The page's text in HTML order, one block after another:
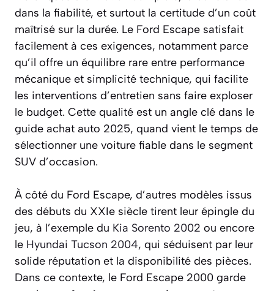
dans la fiabilité, et surtout la certitude d’un coût
maîtrisé sur la durée. Le Ford Escape satisfait
facilement à ces exigences, notamment parce
qu’il offre un équilibre rare entre performance
mécanique et simplicité technique, qui facilite
les interventions d’entretien sans faire exploser
le budget. Cette qualité est un angle clé dans le
guide achat auto 2025, quand vient le temps de
sélectionner une voiture fiable dans le segment
SUV d’occasion.
À côté du Ford Escape, d’autres modèles issus
des débuts du XXIe siècle tirent leur épingle du
jeu, à l’exemple du Kia Sorento 2002 ou encore
le Hyundai Tucson 2004, qui séduisent par leur
solide réputation et la disponibilité des pièces.
Dans ce contexte, le Ford Escape 2000 garde